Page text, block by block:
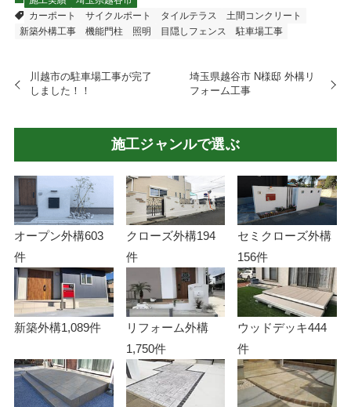
カーポート
サイクルポート タイルテラス
土間コンクリート
新築外構工事
機能門柱 照明 目隠しフェンス 駐車場工事
川越市の駐車場工事が完了
しました！！
埼玉県越谷市 N様邸 外構リ
フォーム工事
施工ジャンルで選ぶ
オープン外構603
件
クローズ外構194
件
セミクローズ外構
156件
新築外構1,089件
リフォーム外構
1,750件
ウッドデッキ444
件